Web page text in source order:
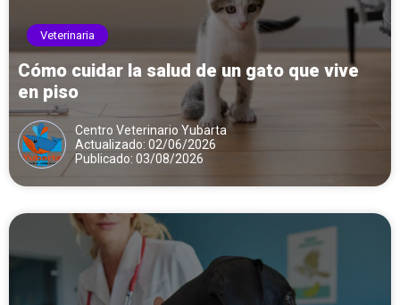
Veterinaria
Cómo cuidar la salud de un gato que vive
en piso
Centro Veterinario Yubarta
Actualizado: 02/06/2026
Publicado: 03/08/2026